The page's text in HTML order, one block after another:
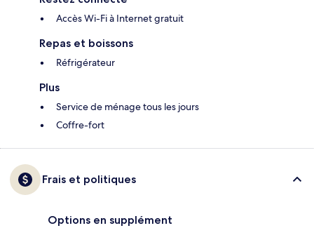
Accès Wi-Fi à Internet gratuit
Repas et boissons
Réfrigérateur
Plus
Service de ménage tous les jours
Coffre-fort
Frais et politiques
Options en supplément